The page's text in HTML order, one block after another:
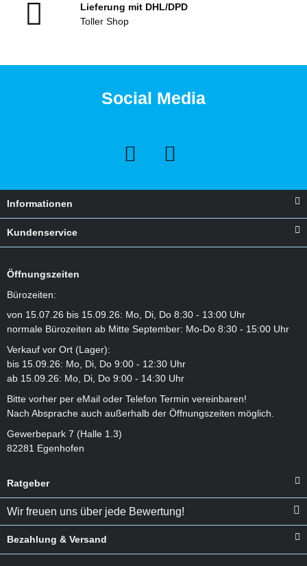
Lieferung mit DHL/DPD
Toller Shop
Social Media
Informationen
Kundenservice
Öffnungszeiten
Bürozeiten:
von 15.07.26 bis 15.09.26: Mo, Di, Do 8:30 - 13:00 Uhr
normale Bürozeiten ab Mitte September: Mo-Do 8:30 - 15:00 Uhr
Verkauf vor Ort (Lager):
bis 15.09.26: Mo, Di, Do 9:00 - 12:30 Uhr
ab 15.09.26: Mo, Di, Do 9:00 - 14:30 Uhr
Bitte vorher per eMail oder Telefon Termin vereinbaren!
Nach Absprache auch außerhalb der Öffnungszeiten möglich.
Gewerbepark 7 (Halle 1.3)
82281 Egenhofen
Ratgeber
Wir freuen uns über jede Bewertung!
Bezahlung & Versand